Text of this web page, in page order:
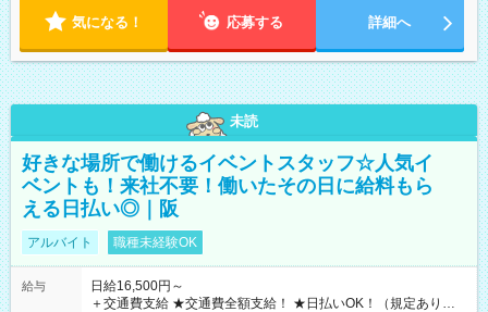
気になる！ 応募する 詳細へ
未読
好きな場所で働けるイベントスタッフ☆人気イ
ベントも！来社不要！働いたその日に給料もら
える日払い◎｜阪
アルバイト 職種未経験OK
給与
日給16,500円～
＋交通費支給 ★交通費全額支給！ ★日払いOK！（規定あり） ┗